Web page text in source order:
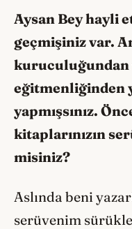
Aysan Bey hayli
geçmişiniz var.
eğitmenliğinden
yapmışsınız.
kitaplarınızın
misiniz?
Aslında beni
serüvenim